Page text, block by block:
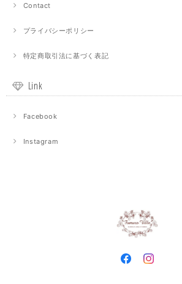
Contact
プライバシーポリシー
特定商取引法に基づく表記
Link
Facebook
Instagram